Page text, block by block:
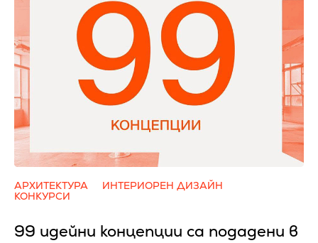
АРХИТЕКТУРА
ИНТЕРИОРЕН ДИЗАЙН
КОНКУРСИ
99 идейни концепции са подадени в